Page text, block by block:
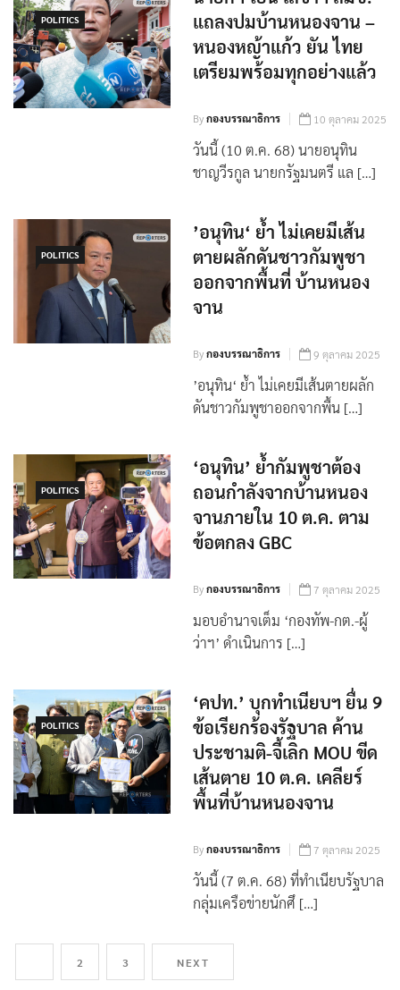
POLITICS
แถลงปมบ้านหนองจาน –
หนองหญ้าแก้ว ยัน ไทย
เตรียมพร้อมทุกอย่างแล้ว
Byกองบรรณาธิการ 10 ตุลาคม 2025
วันนี้ (10 ต.ค. 68) นายอนุทิน
ชาญวีรกูล นายกรัฐมนตรี แล […]
POLITICS
’อนุทิน‘ ย้ำ ไม่เคยมีเส้น
ตายผลักดันชาวกัมพูชา
ออกจากพื้นที่ บ้านหนอง
จาน
Byกองบรรณาธิการ 9 ตุลาคม 2025
’อนุทิน‘ ย้ำ ไม่เคยมีเส้นตายผลัก
ดันชาวกัมพูชาออกจากพื้น […]
POLITICS
‘อนุทิน’ ย้ำกัมพูชาต้อง
ถอนกำลังจากบ้านหนอง
จานภายใน 10 ต.ค. ตาม
ข้อตกลง GBC
Byกองบรรณาธิการ 7 ตุลาคม 2025
มอบอำนาจเต็ม ‘กองทัพ-กต.-ผู้
ว่าฯ’ ดำเนินการ […]
POLITICS
‘คปท.’ บุกทำเนียบฯ ยื่น 9
ข้อเรียกร้องรัฐบาล ค้าน
ประชามติ-จี้เลิก MOU ขีด
เส้นตาย 10 ต.ค. เคลียร์
พื้นที่บ้านหนองจาน
Byกองบรรณาธิการ 7 ตุลาคม 2025
วันนี้ (7 ต.ค. 68) ที่ทำเนียบรัฐบาล
กลุ่มเครือข่ายนักศึ […]
2 3 NEXT